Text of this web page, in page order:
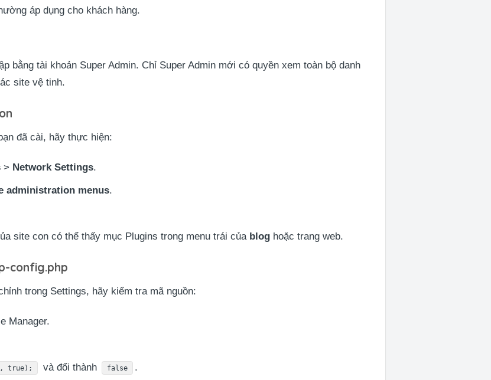
áp dụng cho khách hàng.
bằng tài khoản Super Admin. Chỉ Super Admin mới có quyền xem toàn bộ danh
site vệ tinh.
đã cài, hãy thực hiện:
> Network Settings.
administration menus.
site con có thể thấy mục Plugins trong menu trái của blog hoặc trang web.
config.php
trong Settings, hãy kiểm tra mã nguồn:
Manager.
true); và đổi thành false .